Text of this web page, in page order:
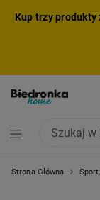
Kup trzy
Strona Główna